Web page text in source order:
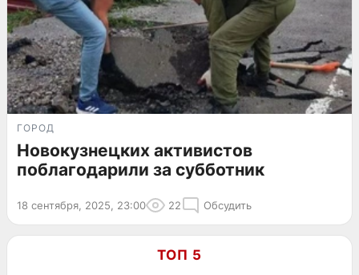
ГОРОД
Новокузнецких активистов
поблагодарили за субботник
18 сентября, 2025, 23:00 22 Обсудить
ТОП 5